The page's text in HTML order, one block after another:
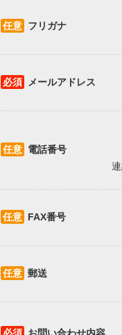
任意 フリガナ
必須 メールアドレス
任意 電話番号
任意 FAX番号
任意 郵送